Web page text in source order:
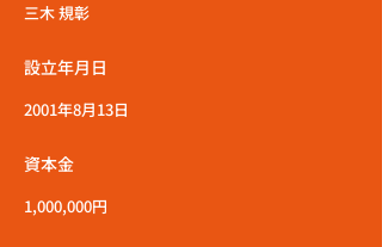
三木 規彰
設立年月日
2001年8月13日
資本金
1,000,000円